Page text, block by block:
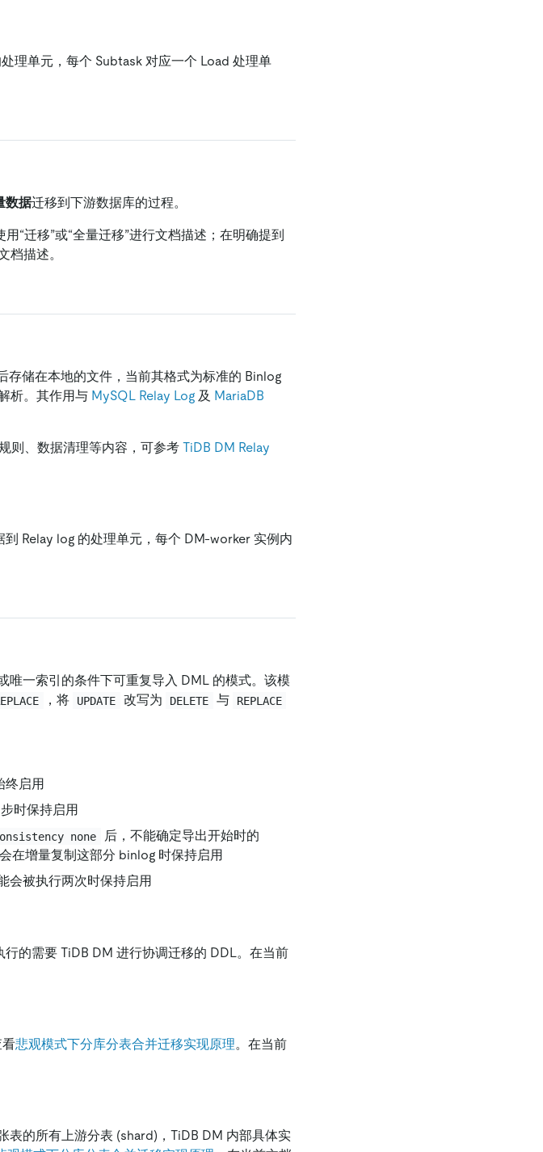
理单元，每个 Subtask 对应一个 Load 处理单
数据迁移到下游数据库的过程。
“迁移”或“全量迁移”进行文档描述；在明确提到
档描述。
储在本地的文件，当前其格式为标准的 Binlog
析。其作用与 MySQL Relay Log 及 MariaDB
则、数据清理等内容，可参考 TiDB DM Relay
Relay log 的处理单元，每个 DM-worker 实例内
唯一索引的条件下可重复导入 DML 的模式。该模
，将 UPDATE 改写为 DELETE 与 REPLACE
终启用
时保持启用
none
后，不能确定导出开始时的
在增量复制这部分 binlog 时保持启用
会被执行两次时保持启用
的需要 TiDB DM 进行协调迁移的 DDL。在当前
悲观模式下分库分表合并迁移实现原理。在当前
表的所有上游分表 (shard)，TiDB DM 内部具体实